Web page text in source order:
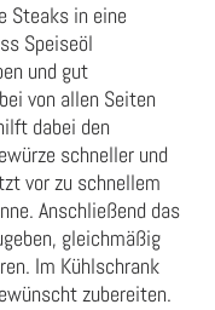
Steaks in eine
Speiseöl
und gut
von allen Seiten
dabei den
schneller und
vor zu schnellem
Anschließend das
gleichmäßig
Im Kühlschrank
zubereiten.